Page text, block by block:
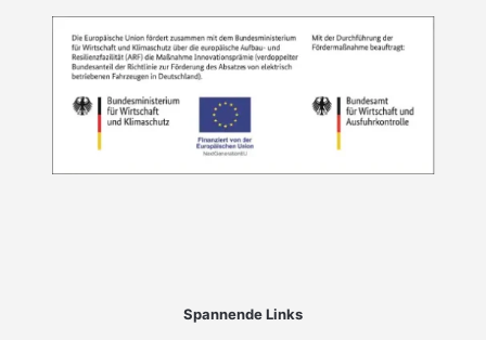
Spannende Links